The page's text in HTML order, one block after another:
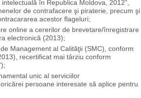
în Republica Moldova, 2012”,
de contrafacere şi piraterie, precum şi
acestor flageluri;
online a cererilor de brevetare/înregistrare
electronică (2013);
Management al Calităţii (SMC), conform
recertificat mai târziu conform
unic al serviciilor
persoane interesate să aplice pentru